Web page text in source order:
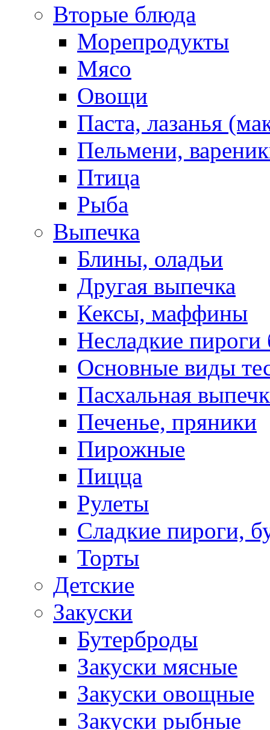
Вторые блюда
Морепродукты
Мясо
Овощи
Паста, лазанья
Пельмени,
Птица
Рыба
Выпечка
Блины, оладьи
Другая выпечка
Кексы, маффины
Несладкие пироги
Основные виды
Пасхальная
Печенье, пряники
Пирожные
Пицца
Рулеты
Сладкие пироги,
Торты
Детские
Закуски
Бутерброды
Закуски мясные
Закуски овощные
Закуски рыбные